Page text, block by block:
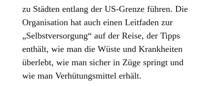
zu Städten entlang der US-Grenze führen. Die
Organisation hat auch einen Leitfaden zur
„Selbstversorgung“ auf der Reise, der Tipps
enthält, wie man die Wüste und Krankheiten
überlebt, wie man sicher in Züge springt und
wie man Verhütungsmittel erhält.